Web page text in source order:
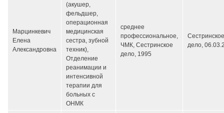
Марцинкевич
Елена
Александровна
(акушер,
фельдшер,
операционная
медицинская
сестра, зубной
техник),
Отделение
реанимации и
интенсивной
терапии для
больных с
ОНМК
среднее
профессиональное,
ЧМК, Сестринское
дело, 1995
Сестринское
дело,